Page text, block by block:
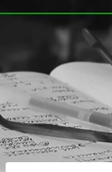
Pular